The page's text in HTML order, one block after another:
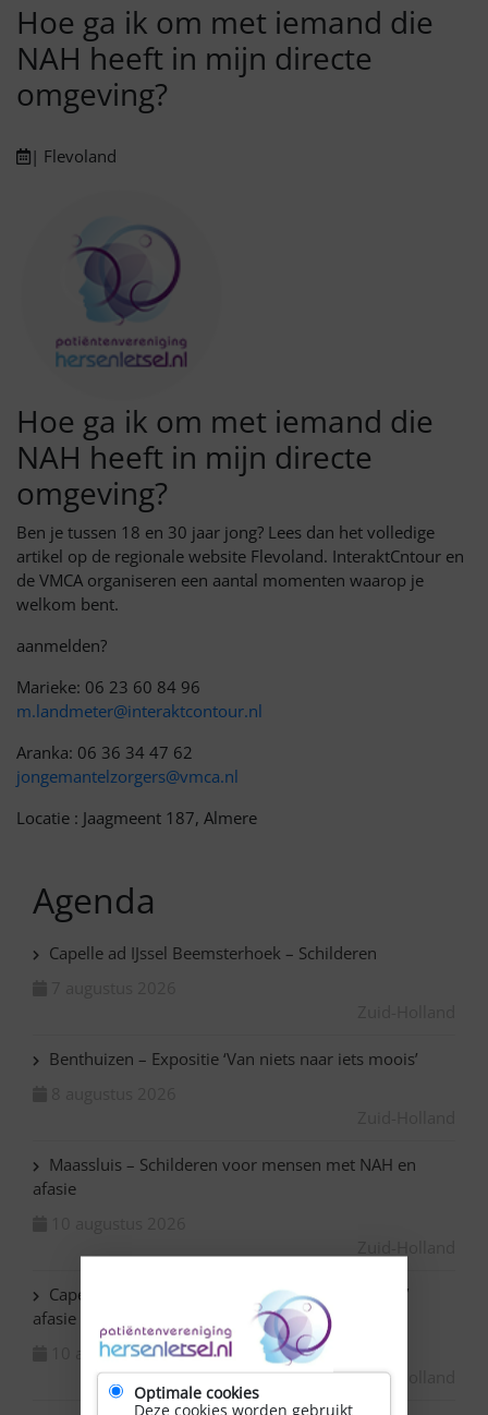
Hoe ga ik om met iemand die
NAH heeft in mijn directe
omgeving?
| Flevoland
Hoe ga ik om met iemand die
NAH heeft in mijn directe
omgeving?
Ben je tussen 18 en 30 jaar jong? Lees dan het volledige
artikel op de regionale website Flevoland. InteraktCntour en
de VMCA organiseren een aantal momenten waarop je
welkom bent.
aanmelden?
Marieke: 06 23 60 84 96
m.landmeter@interaktcontour.nl
Aranka: 06 36 34 47 62
jongemantelzorgers@vmca.nl
Locatie : Jaagmeent 187, Almere
Agenda
Capelle ad IJssel Beemsterhoek – Schilderen
Benthuizen – Expositie ‘Van niets naar iets moois’
Maassluis – Schilderen voor mensen met NAH en
afasie
Capelle ad IJssel Baronie – Schilderen met NAH /
afasie
10 augustus 2026
Zuid-Holland
Optimale cookies
Deze cookies worden gebruikt